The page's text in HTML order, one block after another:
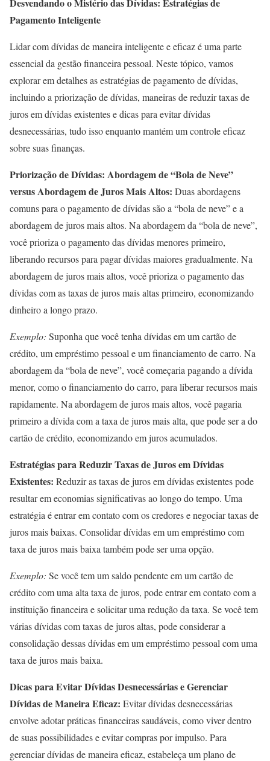
Pagamento Inteligente
Lidar com dívidas de maneira inteligente e eficaz é uma parte
essencial da gestão financeira pessoal. Neste tópico, vamos
explorar em detalhes as estratégias de pagamento de dívidas,
incluindo a priorização de dívidas, maneiras de reduzir taxas de
juros em dívidas existentes e dicas para evitar dívidas
desnecessárias, tudo isso enquanto mantém um controle eficaz
sobre suas finanças.
Priorização de Dívidas: Abordagem de “Bola de Neve”
versus Abordagem de Juros Mais Altos: Duas abordagens
comuns para o pagamento de dívidas são a “bola de neve” e a
abordagem de juros mais altos. Na abordagem da “bola de neve”,
você prioriza o pagamento das dívidas menores primeiro,
liberando recursos para pagar dívidas maiores gradualmente. Na
abordagem de juros mais altos, você prioriza o pagamento das
dívidas com as taxas de juros mais altas primeiro, economizando
dinheiro a longo prazo.
Exemplo: Suponha que você tenha dívidas em um cartão de
crédito, um empréstimo pessoal e um financiamento de carro. Na
abordagem da “bola de neve”, você começaria pagando a dívida
menor, como o financiamento do carro, para liberar recursos mais
rapidamente. Na abordagem de juros mais altos, você pagaria
primeiro a dívida com a taxa de juros mais alta, que pode ser a do
cartão de crédito, economizando em juros acumulados.
Estratégias para Reduzir Taxas de Juros em Dívidas
Existentes: Reduzir as taxas de juros em dívidas existentes pode
resultar em economias significativas ao longo do tempo. Uma
estratégia é entrar em contato com os credores e negociar taxas de
juros mais baixas. Consolidar dívidas em um empréstimo com
taxa de juros mais baixa também pode ser uma opção.
Exemplo: Se você tem um saldo pendente em um cartão de
crédito com uma alta taxa de juros, pode entrar em contato com a
instituição financeira e solicitar uma redução da taxa. Se você tem
várias dívidas com taxas de juros altas, pode considerar a
consolidação dessas dívidas em um empréstimo pessoal com uma
taxa de juros mais baixa.
Dicas para Evitar Dívidas Desnecessárias e Gerenciar
Dívidas de Maneira Eficaz: Evitar dívidas desnecessárias
envolve adotar práticas financeiras saudáveis, como viver dentro
de suas possibilidades e evitar compras por impulso. Para
gerenciar dívidas de maneira eficaz, estabeleça um plano de